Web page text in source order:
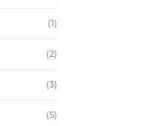
(1)
(2)
(3)
(5)